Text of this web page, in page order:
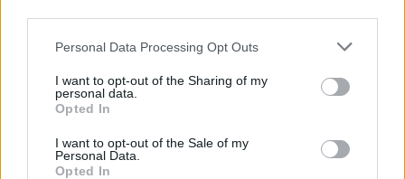
Personal Data Processing Opt Outs
I want to opt-out of the Sharing of my
personal data.
Opted In
I want to opt-out of the Sale of my
Personal Data.
Opted In